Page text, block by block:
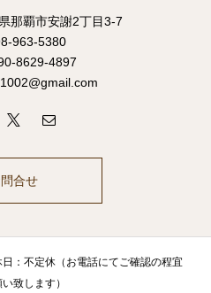
那覇市安謝2丁目3-7
963-5380
8629-4897
合せ
不定休（お電話にてご確認の程宜
致します）